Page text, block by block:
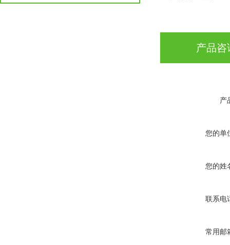
产品咨
产
您的单
您的姓
联系电
常用邮